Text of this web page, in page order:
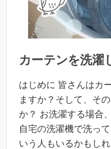
カーテンを洗濯
はじめに 皆さんはカ
ますか？そして、そ
か？ お洗濯する場合
自宅の洗濯機で洗っ
いう人もいるかもし